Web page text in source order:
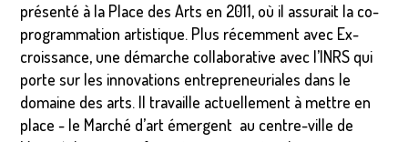
présenté à la Place des Arts en 2011, où il assurait la co-
programmation artistique. Plus récemment avec Ex-
croissance, une démarche collaborative avec l’INRS qui
porte sur les innovations entrepreneuriales dans le
domaine des arts. Il travaille actuellement à mettre en
place - le Marché d’art émergent au centre-ville de